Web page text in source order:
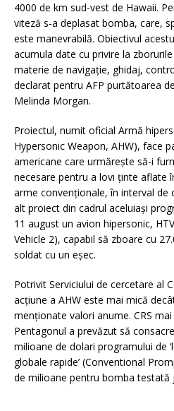
4000 de km sud-vest de Hawaii.
viteză s-a deplasat bomba, care,
este manevrabilă. Obiectivul
acumula date cu privire la
materie de navigaţie, ghidaj,
declarat pentru AFP purtătoarea
Melinda Morgan.
Proiectul, numit oficial Armă
Hypersonic Weapon, AHW), face
americane care urmăreşte să-i
necesare pentru a lovi ţinte aflate
arme convenţionale, în interval de
alt proiect din cadrul aceluiaşi
11 august un avion hipersonic,
Vehicle 2), capabil să zboare cu
soldat cu un eşec.
Potrivit Serviciului de cercetare al
acţiune a AHW este mai mică
menţionate valori anume. CRS
Pentagonul a prevăzut să
milioane de dolari programului de
globale rapide’ (Conventional
de milioane pentru bomba testată